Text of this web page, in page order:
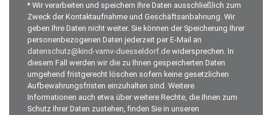
* Wir verarbeiten und speichern Ihre Daten ausschließlich zum
Zweck der Kontaktaufnahme und Geschäftsanbahnung. Wir
geben Ihre Daten nicht weiter. Sie können der Speicherung Ihrer
personenbezogenen Daten jederzeit per E-Mail an
datenschutz@kind-vamv-duesseldorf.de widersprechen. In
diesem Fall werden wir die zu Ihnen gespeicherten Daten
umgehend fristgerecht löschen sofern keine gesetzlichen
Aufbewahrungsfristen einzuhalten sind. Weitere
Informationen auch etwa über weitere Rechte, die Ihnen zum
Schutz Ihrer Daten zustehen, finden Sie in unseren